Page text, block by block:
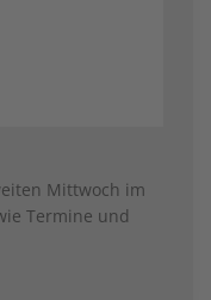
Mittwoch im
Termine und